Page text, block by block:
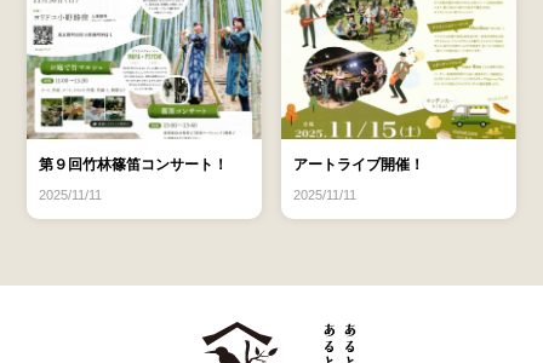
第９回竹林篠笛コンサート！
2025/11/11
アートライブ開催！
2025/11/11